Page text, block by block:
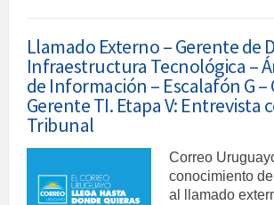
Llamado Externo – Gerente de
Infraestructura Tecnológica –
de Información – Escalafón G –
Gerente TI. Etapa V: Entrevista
Tribunal
Correo
conocimiento
al llamado